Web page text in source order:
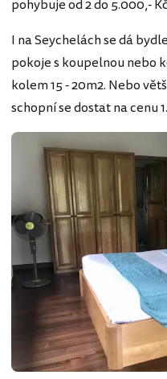
pohybuje od 2 do 5.000,-
I na Seychelách se dá
pokoje s koupelnou nebo
kolem 15 - 20m2. Nebo
schopní se dostat na cenu